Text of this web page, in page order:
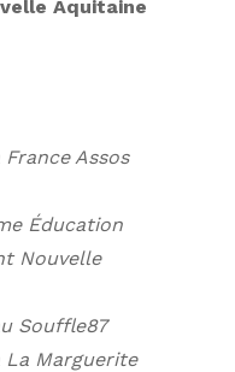
Aquitaine
Assos
Éducation
Nouvelle
Souffle87
Marguerite